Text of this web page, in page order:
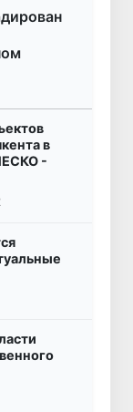
в
-